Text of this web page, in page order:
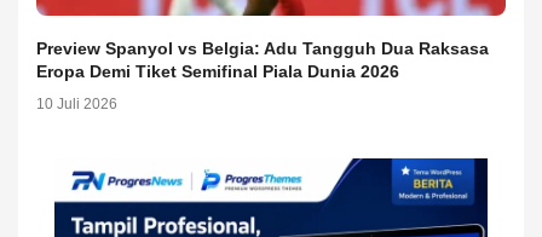
Preview Spanyol vs Belgia: Adu Tangguh Dua Raksasa
Eropa Demi Tiket Semifinal Piala Dunia 2026
10 Juli 2026